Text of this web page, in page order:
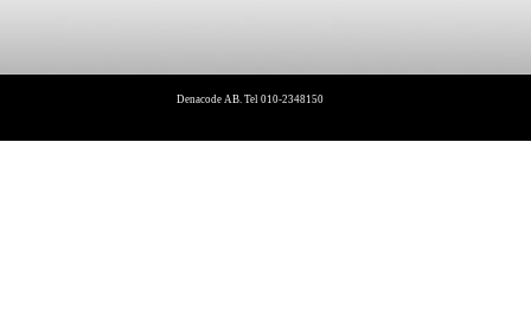
Denacode AB. Tel 010-2348150